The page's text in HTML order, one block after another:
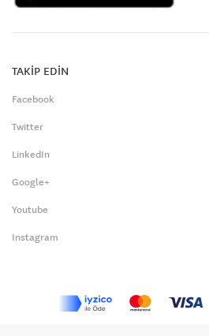
TAKİP EDİN
Facebook
Twitter
LinkedIn
Google+
Youtube
Instagram